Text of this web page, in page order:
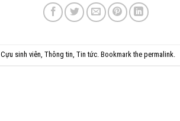
Cựu sinh viên Thông tin Tin tức . Bookmark the permalink